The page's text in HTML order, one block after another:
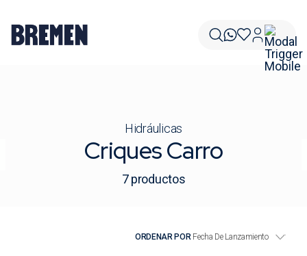
Hidráulicas
Criques Carro
7productos
ORDENAR POR Fecha De Lanzamiento